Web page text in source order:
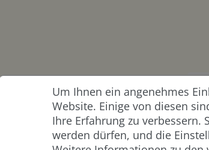
ZAHLUNG &
VERSAND
Um Ihnen ein angenehmes
Website. Einige von diesen
Ihre Erfahrung zu verbessern.
werden dürfen, und die